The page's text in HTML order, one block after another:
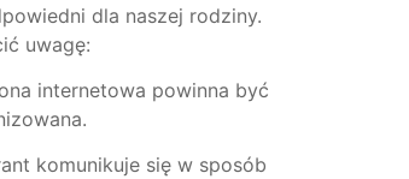
dla naszej rodziny.
uwagę:
internetowa powinna być
komunikuje się w sposób